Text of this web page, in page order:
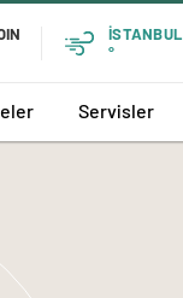
İSTANBUL
°
Servisler